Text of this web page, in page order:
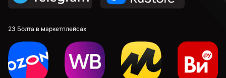
23 Болта в маркетплейсах